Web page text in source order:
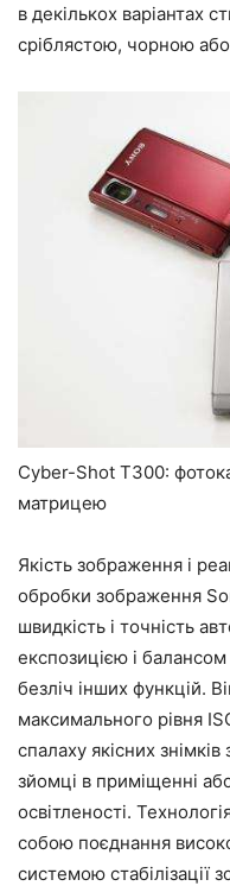
в декількох варіантах
сріблястою, чорною
Cyber-Shot T300:
матрицею
Якість зображення і
обробки зображення
швидкість і точність
експозицією і балансом
безліч інших функцій.
максимального рівня
спалаху якісних
зйомці в приміщенні
освітленості.
собою поєднання
системою